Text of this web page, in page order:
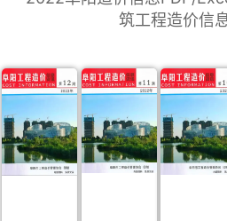
筑工程造价信